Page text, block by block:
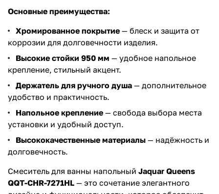
Основные преимущества:
Хромированное покрытие — блеск и защита от
коррозии для долговечности изделия.
Высокие стойки 950 мм — удобное напольное
крепление, стильный акцент.
Держатель для ручного душа — дополнительное
удобство и практичность.
Напольное крепление — свобода выбора места
установки и удобный доступ.
Высококачественные материалы — надёжность и
долговечность.
Смеситель для ванны напольный Jaquar Queens
QQT-CHR-7271HL — это сочетание элегантного